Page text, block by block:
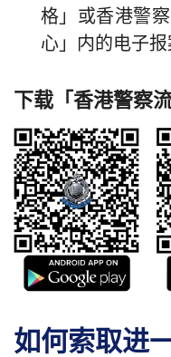
格」或香港警
心」内的电子报
下载「香港警察
如何索取进